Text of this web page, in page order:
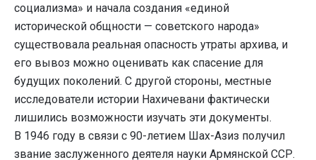
социализма» и начала создания «единой
исторической общности — советского народа»
существовала реальная опасность утраты архива, и
его вывоз можно оценивать как спасение для
будущих поколений. С другой стороны, местные
исследователи истории Нахичевани фактически
лишились возможности изучать эти документы.
В 1946 году в связи с 90-летием Шах-Азиз получил
звание заслуженного деятеля науки Армянской ССР.